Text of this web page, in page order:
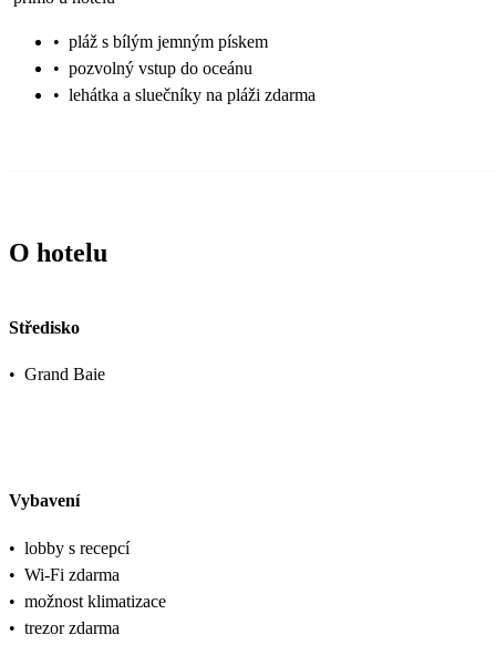
• pláž s bílým jemným pískem
• pozvolný vstup do oceánu
• lehátka a sluečníky na pláži zdarma
O hotelu
Středisko
• Grand Baie
Vybavení
• lobby s recepcí
• Wi-Fi zdarma
• možnost klimatizace
• trezor zdarma